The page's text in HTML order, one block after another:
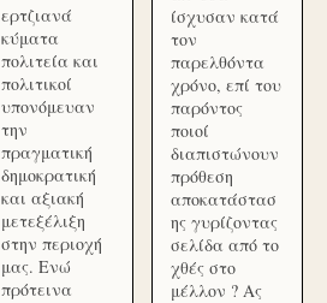
ερτζιανά
κύματα
πολιτεία και
πολιτικοί
υπονόμευαν
την
πραγματική
δημοκρατική
και αξιακή
μετεξέλιξη
στην περιοχή
μας. Ενώ
πρότεινα
ίσχυσαν κατά
τον
παρελθόντα
χρόνο, επί του
παρόντος
ποιοί
διαπιστώνουν
πρόθεση
αποκατάστασ
ης γυρίζοντας
σελίδα από το
χθές στο
μέλλον ? Ας